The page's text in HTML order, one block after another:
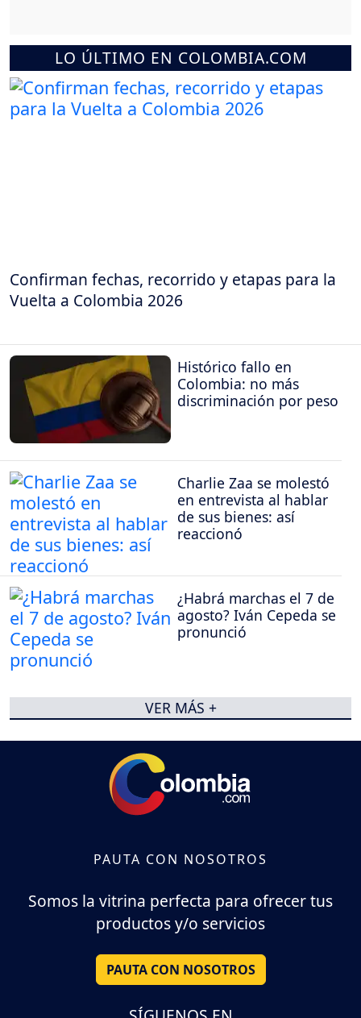
LO ÚLTIMO EN COLOMBIA.COM
Confirman fechas, recorrido y etapas para la
Vuelta a Colombia 2026
Histórico fallo en
Colombia: no más
discriminación por peso
Charlie Zaa se molestó
en entrevista al hablar
de sus bienes: así
reaccionó
¿Habrá marchas el 7 de
agosto? Iván Cepeda se
pronunció
VER MÁS +
PAUTA CON NOSOTROS
Somos la vitrina perfecta para ofrecer tus
productos y/o servicios
PAUTA CON NOSOTROS